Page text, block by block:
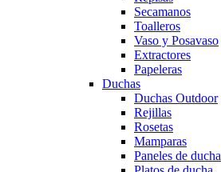
Secamanos
Toalleros
Vaso y Posavaso
Extractores
Papeleras
Duchas
Duchas Outdoor
Rejillas
Rosetas
Mamparas
Paneles de ducha